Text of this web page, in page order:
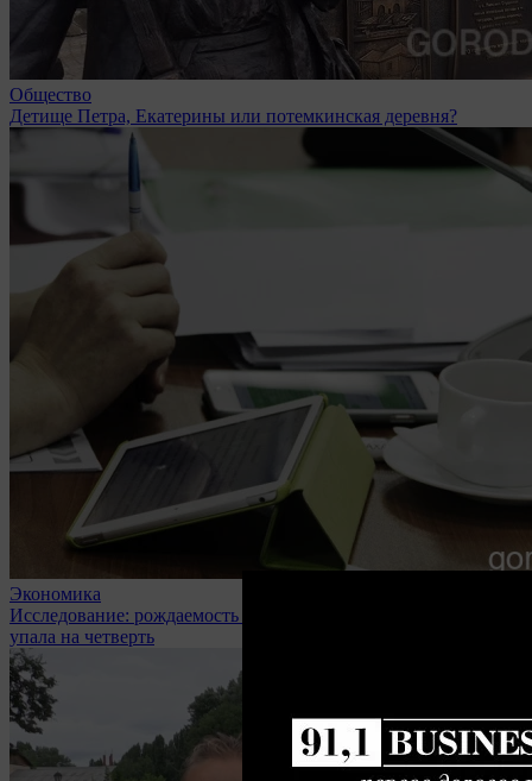
Общество
Детище Петра, Екатерины или потемкинская деревня?
Экономика
Исследование: рождаемость бизнеса в Липецкой области
упала на четверть